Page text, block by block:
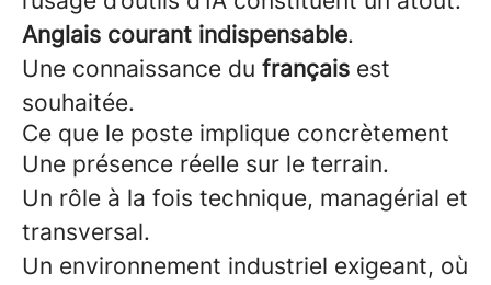
Anglais courant indispensable.
Une connaissance du français est
souhaitée.
Ce que le poste implique concrètement
Une présence réelle sur le terrain.
Un rôle à la fois technique, managérial et
transversal.
Un environnement industriel exigeant, où